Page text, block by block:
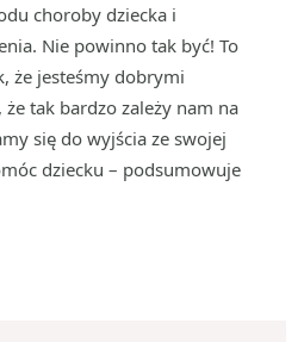
choroby dziecka i
Nie powinno tak być! To
że jesteśmy dobrymi
tak bardzo zależy nam na
się do wyjścia ze swojej
dziecku – podsumowuje